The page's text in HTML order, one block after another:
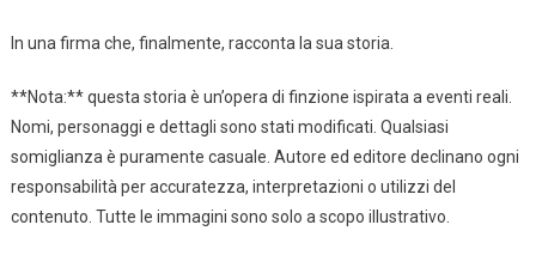
In una firma che, finalmente, racconta la sua storia.
**Nota:** questa storia è un’opera di finzione ispirata a eventi reali.
Nomi, personaggi e dettagli sono stati modificati. Qualsiasi
somiglianza è puramente casuale. Autore ed editore declinano ogni
responsabilità per accuratezza, interpretazioni o utilizzi del
contenuto. Tutte le immagini sono solo a scopo illustrativo.